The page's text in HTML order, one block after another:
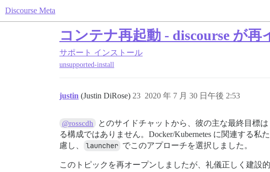
Discourse Meta
コンテナ再起動 - discourse が
サポート インストール
unsupported-install
justin (Justin DiRose) 2020 年 7 月 30 日午後 2:53
23
@rosscdh
とのサイドチャットから、彼の主な最終目標
る構成ではありません。Docker/Kubernetes に関連する
慮し、
launcher でこのアプローチを選択しました。
このトピックを再オープンしましたが、礼儀正しく建設